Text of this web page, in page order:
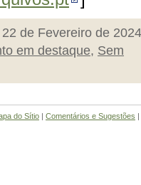
de Fevereiro de 2024
em destaque, Sem
do Sítio | Comentários e Sugestões |